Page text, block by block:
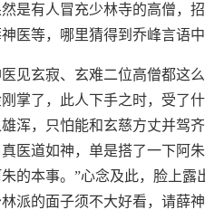
是有人冒充少林寺的高僧，
医等，哪里猜得到乔峰言语中
见玄寂、玄难二位高僧都这
掌了，此人下手之时，受了
浑，只怕能和玄慈方丈并驾
医道如神，单是搭了一下阿
的本事。”心念及此，脸上露
派的面子须不大好看，请薛